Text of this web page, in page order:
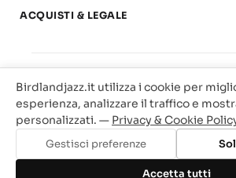
Aggiungi al carrello
Basi play-along
Offerte
Carta del Docente
ACQUISTI & LEGALE
Privacy & Cookie
Traccia il tuo ordine
Birdland Milano. P.Iva
Web Agency Milano
Birdlandjazz.it utilizza i cookie per
esperienza, analizzare il traffico e
personalizzati. — Privacy & Cookie
Gestisci preferenze
Accetta tutti